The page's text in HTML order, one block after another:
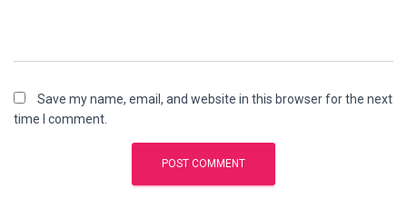
Save my name, email, and website in this browser for the next
time I comment.